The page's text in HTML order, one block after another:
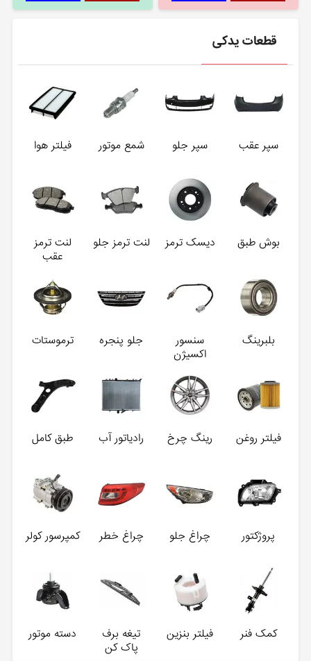
قطعات یدکی
سپر عقب سپر جلو شمع موتور فیلتر هوا
بوش طبق دیسک ترمز لنت ترمز جلو
لنت ترمز
عقب
بلبرینگ
سنسور
اکسیژن
جلو پنجره ترموستات
فیلتر روغن رینگ چرخ رادیاتور آب طبق کامل
پروژکتور چراغ جلو چراغ خطر کمپرسور کولر
کمک فنر فیلتر بنزین
تیغه برف
پاک کن
دسته موتور